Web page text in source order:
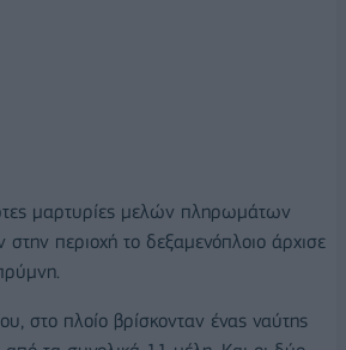
μαρτυρίες μελών πληρωμάτων
περιοχή το δεξαμενόπλοιο άρχισε
στο πλοίο βρίσκονταν ένας ναύτης